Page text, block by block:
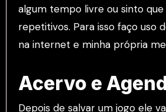
algum tempo livre ou sinto
repetitivos. Para isso faço uso
na internet e minha própria
Acervo e
Depois de salvar um jogo ele